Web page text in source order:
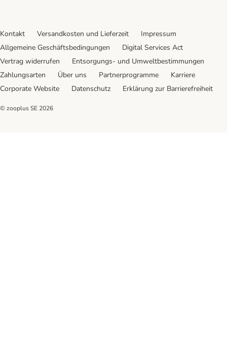
Kontakt Versandkosten und Lieferzeit
Impressum
Allgemeine Geschäftsbedingungen
Digital Services Act
Vertrag widerrufen
Entsorgungs- und Umweltbestimmungen
Zahlungsarten
Über uns Partnerprogramme
Karriere
Corporate Website
Datenschutz Erklärung zur Barrierefreiheit
© zooplus SE 2026